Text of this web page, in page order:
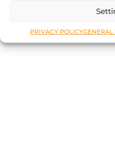
PRIVACY POLICYGENERAL